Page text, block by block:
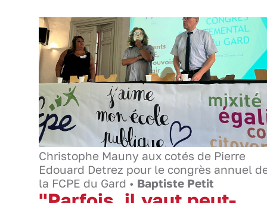
Christophe Mauny aux cotés de Pierre
Edouard Detrez pour le congrès annuel
la FCPE du Gard • Baptiste Petit